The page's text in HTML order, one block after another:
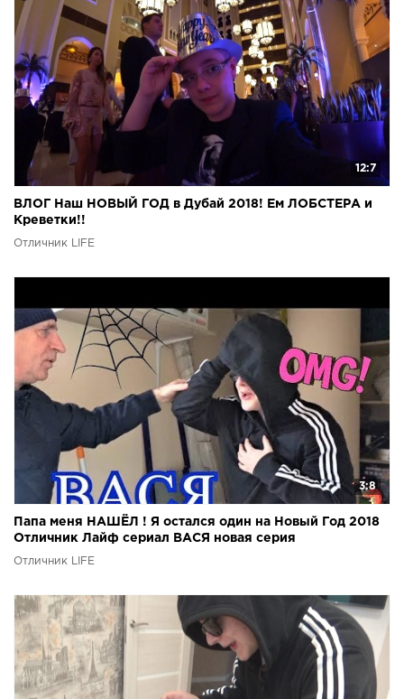
12:7
ВЛОГ Наш НОВЫЙ ГОД в Дубай 2018! Ем ЛОБСТЕРА и
Креветки!!
Отличник LIFE
3:8
Папа меня НАШЁЛ ! Я остался один на Новый Год 2018
Отличник Лайф сериал ВАСЯ новая серия
Отличник LIFE